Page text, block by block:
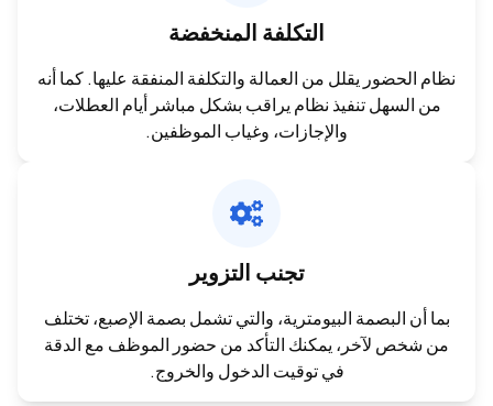
التكلفة المنخفضة
نظام الحضور يقلل من العمالة والتكلفة المنفقة عليها. كما أنه
من السهل تنفيذ نظام يراقب بشكل مباشر أيام العطلات،
والإجازات، وغياب الموظفين.
تجنب التزوير
بما أن البصمة البيومترية، والتي تشمل بصمة الإصبع، تختلف
من شخص لآخر، يمكنك التأكد من حضور الموظف مع الدقة
في توقيت الدخول والخروج.